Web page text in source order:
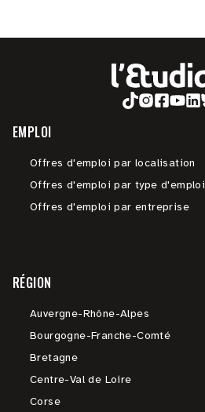
EMPLOI
Offres d'emploi par localisation
Offres d'emploi par type d'emploi
Offres d'emploi par entreprise
RÉGION
Auvergne-Rhône-Alpes
Bourgogne-Franche-Comté
Bretagne
Centre-Val de Loire
Corse